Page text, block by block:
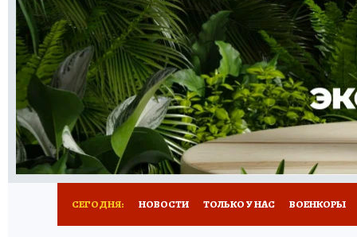
КНИЖНАЯ ПОЛКА ПРОГНОЗЫ НА СПОРТ
ПРЕСС-ЦЕНТР НЕДВИЖИМОСТЬ
РАДИО КП РЕКЛАМА ТЕСТЫ НОВОЕ
СЕГОДНЯ: НОВОСТИ ТОЛЬКО У НАС ВОЕНКОРЫ